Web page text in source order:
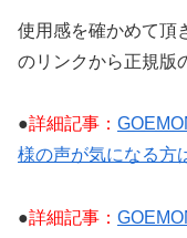
使用感を確かめて頂
のリンクから正規版
●詳細記事：
様の声が気になる方
●詳細記事：